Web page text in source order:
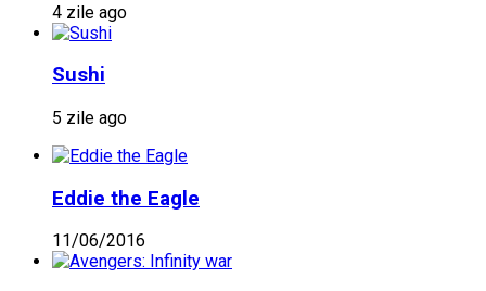
4 zile ago
Sushi
5 zile ago
Eddie the Eagle
11/06/2016